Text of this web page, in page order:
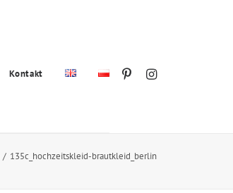
Kontakt
135c_hochzeitskleid-brautkleid_berlin